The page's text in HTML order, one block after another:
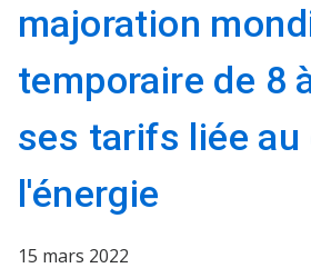
majoration
temporaire de 8
ses tarifs liée au
l'énergie
15 mars 2022